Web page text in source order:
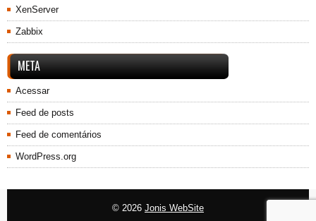
XenServer
Zabbix
META
Acessar
Feed de posts
Feed de comentários
WordPress.org
© 2026 Jonis WebSite